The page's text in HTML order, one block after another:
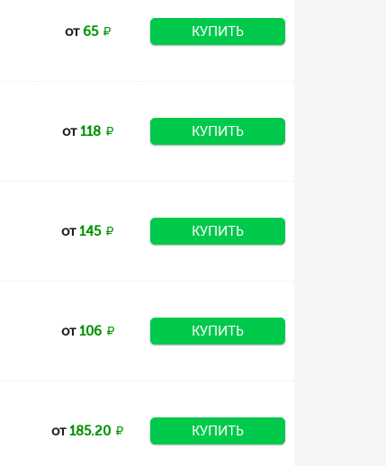
от65 КУПИТЬ
от118 КУПИТЬ
от145 КУПИТЬ
от106 КУПИТЬ
от185.20 КУПИТЬ